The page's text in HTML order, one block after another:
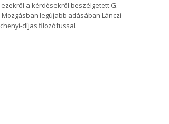
a kérdésekről beszélgetett G.
legújabb adásában Lánczi
díjas filozófussal.